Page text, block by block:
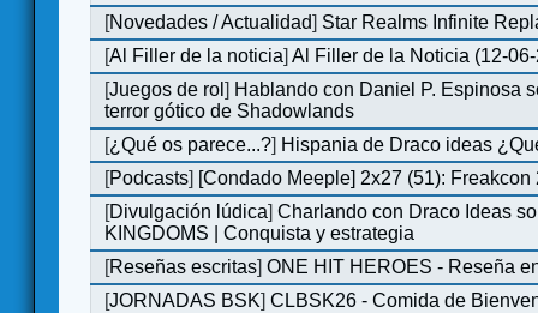
[Novedades / Actualidad] Star Realms Infinite
[Al Filler de la noticia]Al Filler de la Noticia (12-
[Juegos de rol] Hablando con Daniel P. Espinosa
terror gótico de Shadowlands
[¿Qué os parece...?] Hispania de Draco ideas
[Podcasts] [Condado Meeple] 2x27 (51): Freakcon
[Divulgación lúdica]Charlando con Draco Ideas
KINGDOMS | Conquista y estrategia
[Reseñas escritas]ONE HIT HEROES - Reseña
[JORNADAS BSK]CLBSK26 - Comida de